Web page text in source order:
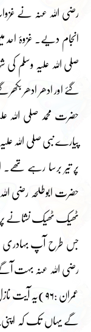
رضی اللہ عنہ نے
انجام دیے۔ غزوۂ
صلی اللہ علیہ وسلم
گئے اور ادھر ادھر
حضرت محمد صلی اللہ
پیارے نبی صلی اللہ
پر تیر برسا رہے تھے۔
حضرت ابوطلحہ رضی
ٹھیک ٹھیک نشانے پر
جس طرح آپ بہادری
رضی اللہ عنہ بہت آگے
عمران :۹۶)یہ
گے یہاں تک کہ اپنی